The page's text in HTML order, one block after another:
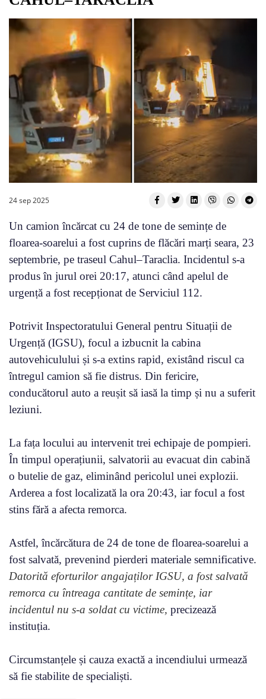
24 sep 2025
Un camion încărcat cu 24 de tone de semințe de
floarea-soarelui a fost cuprins de flăcări marți seara, 23
septembrie, pe traseul Cahul–Taraclia. Incidentul s-a
produs în jurul orei 20:17, atunci când apelul de
urgență a fost recepționat de Serviciul 112.
Potrivit Inspectoratului General pentru Situații de
Urgență (IGSU), focul a izbucnit la cabina
autovehiculului și s-a extins rapid, existând riscul ca
întregul camion să fie distrus. Din fericire,
conducătorul auto a reușit să iasă la timp și nu a suferit
leziuni.
La fața locului au intervenit trei echipaje de pompieri.
În timpul operațiunii, salvatorii au evacuat din cabină
o butelie de gaz, eliminând pericolul unei explozii.
Arderea a fost localizată la ora 20:43, iar focul a fost
stins fără a afecta remorca.
Astfel, încărcătura de 24 de tone de floarea-soarelui a
fost salvată, prevenind pierderi materiale semnificative.
Datorită eforturilor angajaților IGSU, a fost salvată
remorca cu întreaga cantitate de semințe, iar
incidentul nu s-a soldat cu victime, precizează
instituția.
Circumstanțele și cauza exactă a incendiului urmează
să fie stabilite de specialiști.